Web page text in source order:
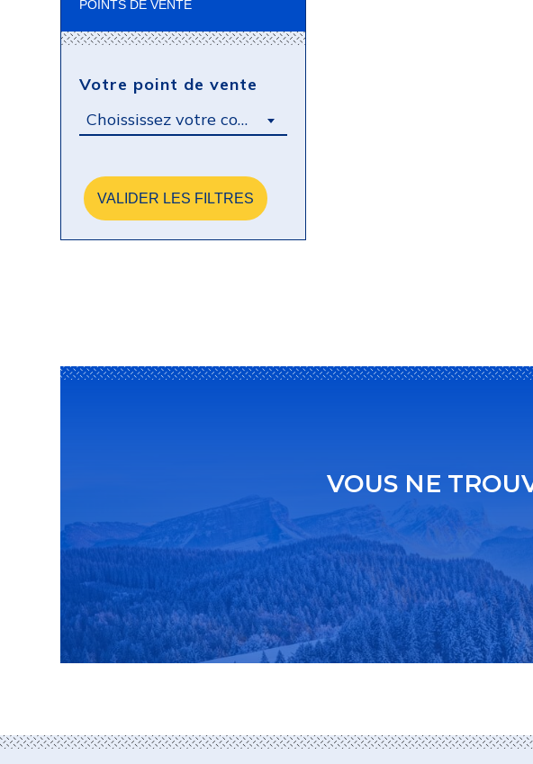
POINTS DE VENTE
Votre point de vente
Choississez votre concession
VALIDER LES FILTRES
VOUS NE